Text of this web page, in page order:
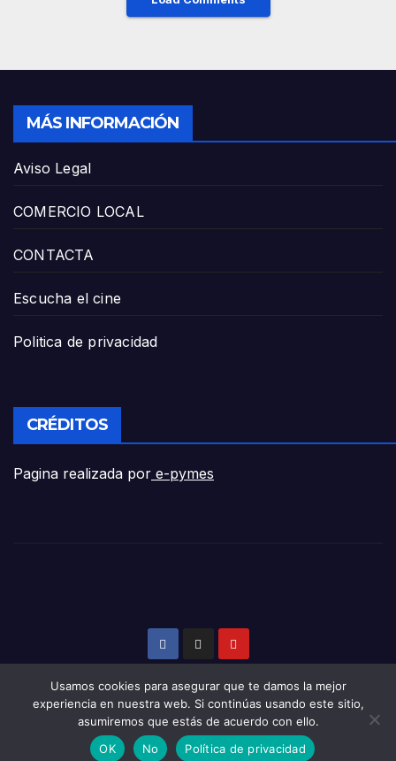
MÁS INFORMACIÓN
Aviso Legal
COMERCIO LOCAL
CONTACTA
Escucha el cine
Politica de privacidad
CRÉDITOS
Pagina realizada por e-pymes
Funciona gracias a WordPress| Tema: Newsup deThemeansar
Usamos cookies para asegurar que te damos la mejor
experiencia en nuestra web. Si continúas usando este sitio,
asumiremos que estás de acuerdo con ello.
OK
No Política de privacidad